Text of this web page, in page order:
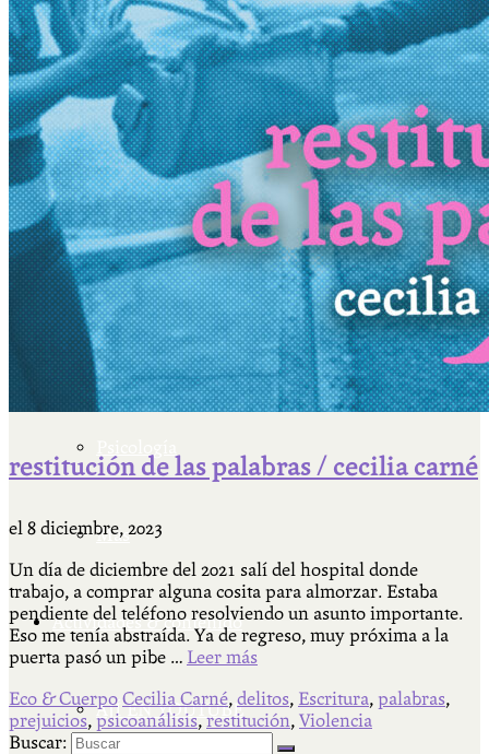
Escriben & participan
Actualidad y sociedad
Educación
Literatura
Filosofía
Más
Actividades & contenido
AJÍ EN YOUTUBE
restitución de las palabras / cecilia carné
el 8 diciembre, 2023
Un día de diciembre del 2021 salí del hospital donde
trabajo, a comprar alguna cosita para almorzar. Estaba
pendiente del teléfono resolviendo un asunto importante.
Eso me tenía abstraída. Ya de regreso, muy próxima a la
puerta pasó un pibe … Leer más
Eco & Cuerpo Cecilia Carné, delitos, Escritura, palabras,
prejuicios, psicoanálisis, restitución, Violencia
Buscar: